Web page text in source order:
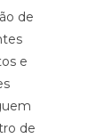
de
e
de